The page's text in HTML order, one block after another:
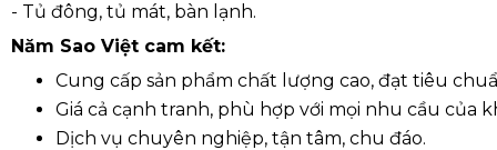
- Tủ đông, tủ mát, bàn lạnh.
Năm Sao Việt cam kết:
Cung cấp sản phẩm chất lượng cao, đạt tiêu
Giá cả cạnh tranh, phù hợp với mọi nhu cầu của
Dịch vụ chuyên nghiệp, tận tâm, chu đáo.